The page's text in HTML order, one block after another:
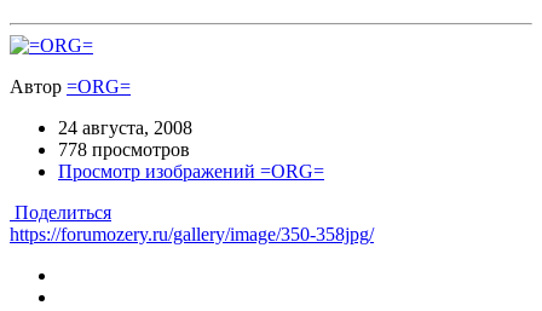
Автор =ORG=
24 августа, 2008
778 просмотров
Просмотр изображений =ORG=
Поделиться
https://forumozery.ru/gallery/image/350-358jpg/